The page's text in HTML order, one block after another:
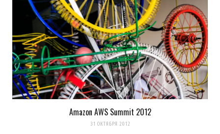
Amazon AWS Summit 2012
31 ОКТЯБРЯ 2012